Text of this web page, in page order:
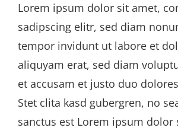
Lorem ipsum dolor sit amet,
sadipscing elitr, sed diam
tempor invidunt ut labore et
aliquyam erat, sed diam
et accusam et justo duo
Stet clita kasd gubergren, no
sanctus est Lorem ipsum dolor